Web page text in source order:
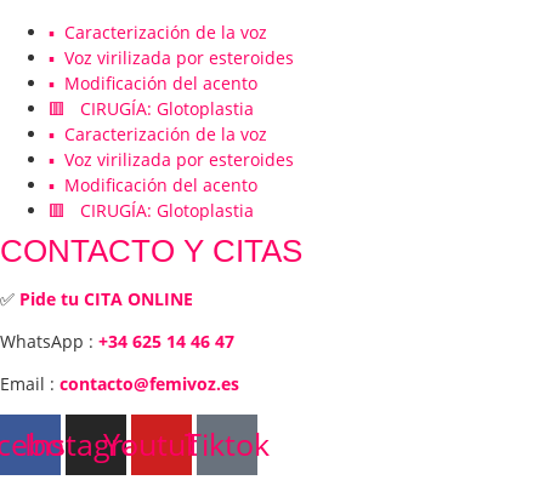
▪️ Caracterización de la voz
▪️ Voz virilizada por esteroides
▪️ Modificación del acento
🟥 CIRUGÍA: Glotoplastia
▪️ Caracterización de la voz
▪️ Voz virilizada por esteroides
▪️ Modificación del acento
🟥 CIRUGÍA: Glotoplastia
CONTACTO Y CITAS
✅ Pide tu CITA ONLINE
WhatsApp : +34 625 14 46 47
Email : contacto@femivoz.es
Instagram
YoutubeTiktok